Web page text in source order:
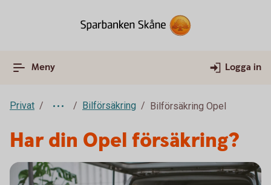
Meny Logga in
Privat Bilförsäkring Bilförsäkring Opel
Har din Opel försäkring?